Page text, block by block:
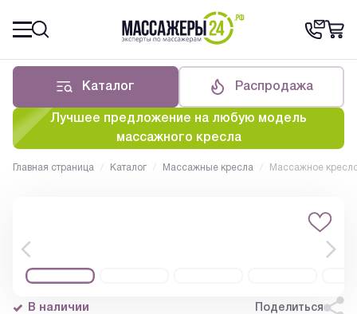
Каталог Распродажа
Лучшее предложение на любую модель
массажного кресла
Главная страница / Каталог / Массажные кресла / Массажное
В наличии Поделиться